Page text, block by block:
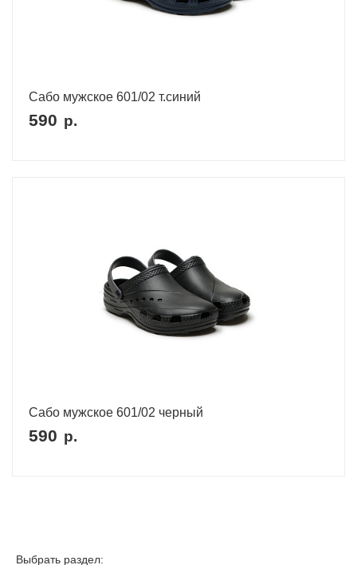
Сабо мужское 601/02 т.синий
590 р.
Сабо мужское 601/02 черный
590 р.
Выбрать раздел: